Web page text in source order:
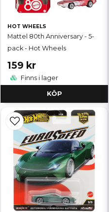
HOT WHEELS
Mattel 80th Anniversary - 5-
pack - Hot Wheels
159 kr
Finns i lager
KÖP